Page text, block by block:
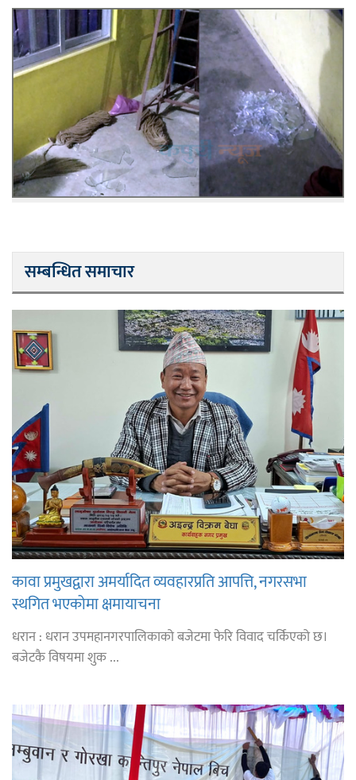
सम्बन्धित समाचार
कावा प्रमुखद्वारा अमर्यादित व्यवहारप्रति आपत्ति, नगरसभा
स्थगित भएकोमा क्षमायाचना
धरान : धरान उपमहानगरपालिकाको बजेटमा फेरि विवाद चर्किएको छ।
बजेटकै विषयमा शुक ...